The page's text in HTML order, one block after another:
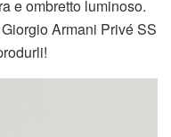
e ombretto luminoso.
Armani Privé SS